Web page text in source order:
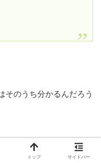
そのうち分かるんだろう
トップ サイドバー